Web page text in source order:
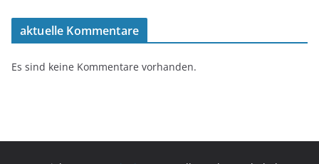
aktuelle Kommentare
Es sind keine Kommentare vorhanden.